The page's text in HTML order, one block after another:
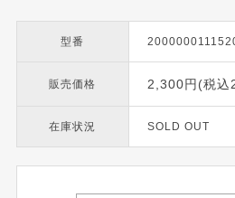
型番
販売価格 2,300円(税込
在庫状況 SOLD OUT